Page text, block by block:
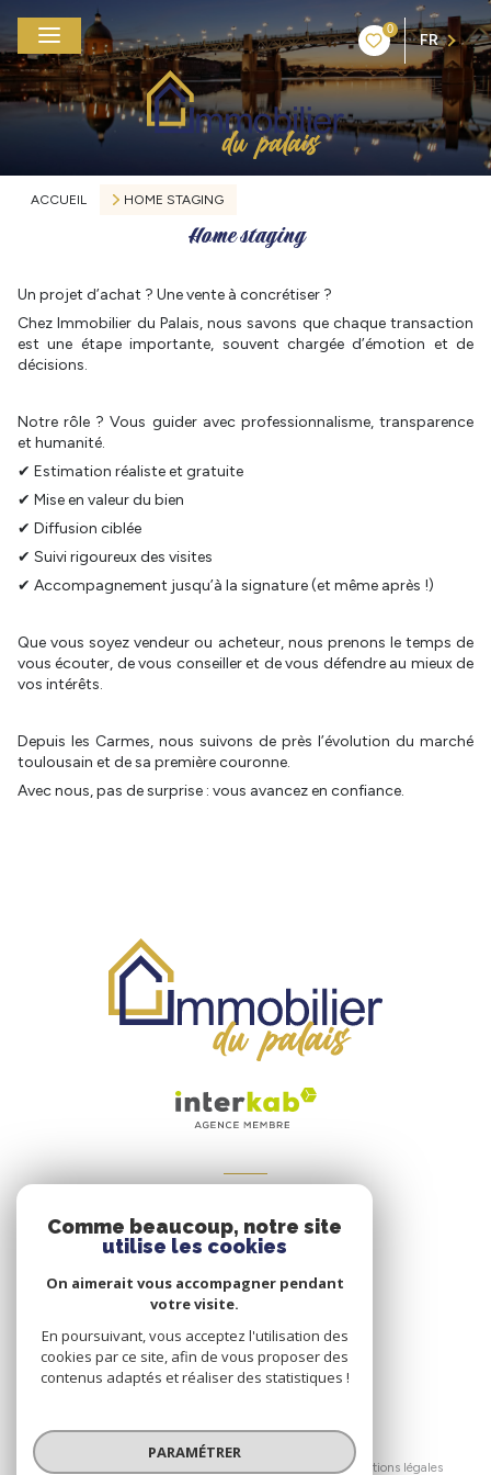
0
FR
ACCUEIL HOME STAGING
Home staging
Un projet d’achat ? Une vente à concrétiser ?
Chez Immobilier du Palais, nous savons que chaque transaction
est une étape importante, souvent chargée d’émotion et de
décisions.
Notre rôle ? Vous guider avec professionnalisme, transparence
et humanité.
✔ Estimation réaliste et gratuite
✔ Mise en valeur du bien
✔ Diffusion ciblée
✔ Suivi rigoureux des visites
✔ Accompagnement jusqu’à la signature (et même après !)
Que vous soyez vendeur ou acheteur, nous prenons le temps de
vous écouter, de vous conseiller et de vous défendre au mieux de
vos intérêts.
Depuis les Carmes, nous suivons de près l’évolution du marché
toulousain et de sa première couronne.
Avec nous, pas de surprise : vous avancez en confiance.
Espace propriétaire
Mentions légales
Comme beaucoup, notre site
utilise les cookies
On aimerait vous accompagner pendant
votre visite.
En poursuivant, vous acceptez l'utilisation des
cookies par ce site, afin de vous proposer des
contenus adaptés et réaliser des statistiques !
PARAMÉTRER